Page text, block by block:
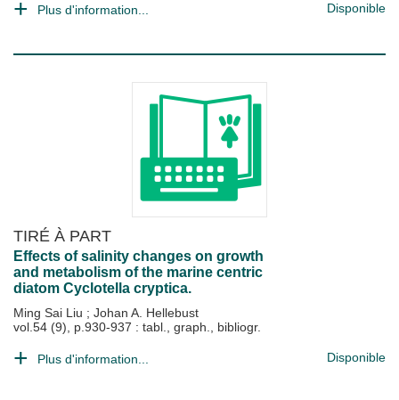
Plus d'information... Disponible
TIRÉ À PART
Effects of salinity changes on growth
and metabolism of the marine centric
diatom Cyclotella cryptica.
Ming Sai Liu ; Johan A. Hellebust
vol.54 (9), p.930-937 : tabl., graph., bibliogr.
Plus d'information... Disponible